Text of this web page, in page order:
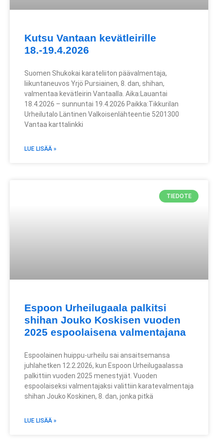
Kutsu Vantaan kevätleirille
18.-19.4.2026
Suomen Shukokai karateliiton päävalmentaja,
liikuntaneuvos Yrjö Pursiainen, 8. dan, shihan,
valmentaa kevätleirin Vantaalla. Aika:Lauantai
18.4.2026 – sunnuntai 19.4.2026 Paikka:Tikkurilan
Urheilutalo Läntinen Valkoisenlähteentie 5201300
Vantaa karttalinkki
LUE LISÄÄ »
TIEDOTE
Espoon Urheilugaala palkitsi
shihan Jouko Koskisen vuoden
2025 espoolaisena valmentajana
Espoolainen huippu-urheilu sai ansaitsemansa
juhlahetken 12.2.2026, kun Espoon Urheilugaalassa
palkittiin vuoden 2025 menestyjät. Vuoden
espoolaiseksi valmentajaksi valittiin karatevalmentaja
shihan Jouko Koskinen, 8. dan, jonka pitkä
LUE LISÄÄ »